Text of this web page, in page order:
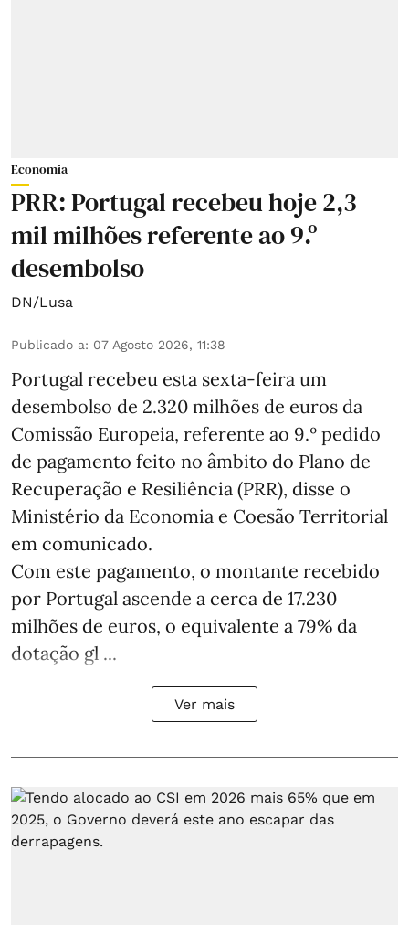
Economia
PRR: Portugal recebeu hoje 2,3
mil milhões referente ao 9.º
desembolso
DN/Lusa
Publicado a: 07 Agosto 2026, 11:38
Portugal recebeu esta sexta-feira um
desembolso de 2.320 milhões de euros da
Comissão Europeia, referente ao 9.º pedido
de pagamento feito no âmbito do Plano de
Recuperação e Resiliência (PRR), disse o
Ministério da Economia e Coesão Territorial
em comunicado.
Com este pagamento, o montante recebido
por Portugal ascende a cerca de 17.230
milhões de euros, o equivalente a 79% da
dotação gl ...
Ver mais